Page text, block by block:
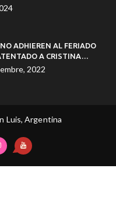
ADHIEREN AL FERIADO
A CRISTINA
2022
Luis, Argentina